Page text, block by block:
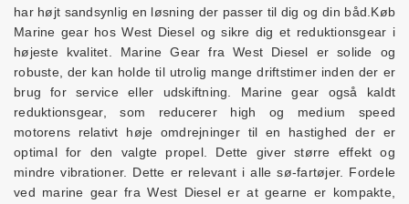
har højt sandsynlig en løsning der passer til dig og din båd.Køb
Marine gear hos West Diesel og sikre dig et reduktionsgear i
højeste kvalitet. Marine Gear fra West Diesel er solide og
robuste, der kan holde til utrolig mange driftstimer inden der er
brug for service eller udskiftning. Marine gear også kaldt
reduktionsgear, som reducerer high og medium speed
motorens relativt høje omdrejninger til en hastighed der er
optimal for den valgte propel. Dette giver større effekt og
mindre vibrationer. Dette er relevant i alle sø-fartøjer. Fordele
ved marine gear fra West Diesel er at gearne er kompakte,